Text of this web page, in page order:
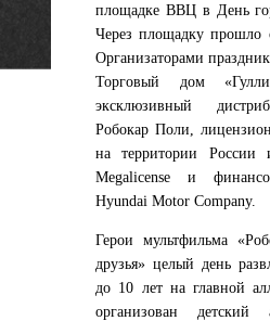
площадке ВВЦ в День
Через площадку прошло
Организаторами
Торговый дом
эксклюзивный
Робокар Поли,
на территории
Megalicense и
Hyundai Motor Company.
Герои мультфильма
друзья» целый день
до 10 лет на главной
организован детский